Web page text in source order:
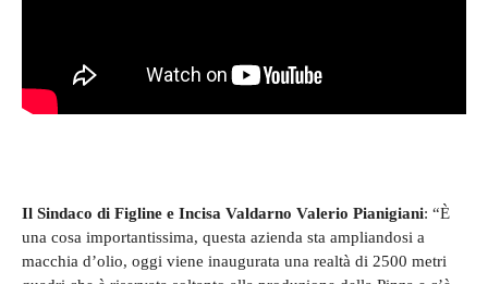
Il Sindaco di Figline e Incisa Valdarno Valerio Pianigiani: “È
una cosa importantissima, questa azienda sta ampliandosi a
macchia d’olio, oggi viene inaugurata una realtà di 2500 metri